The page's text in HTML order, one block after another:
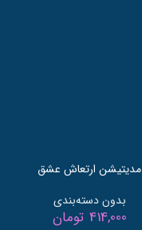
مدیتیشن ارتعاش عشق
بدون دسته‌بندی
414,000 تومان